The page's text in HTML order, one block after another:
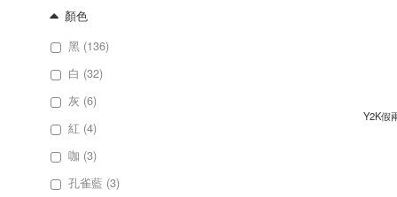
顏色
黑 (136)
白 (32)
灰 (6)
紅 (4)
咖 (3)
孔雀藍 (3)
Y2K假